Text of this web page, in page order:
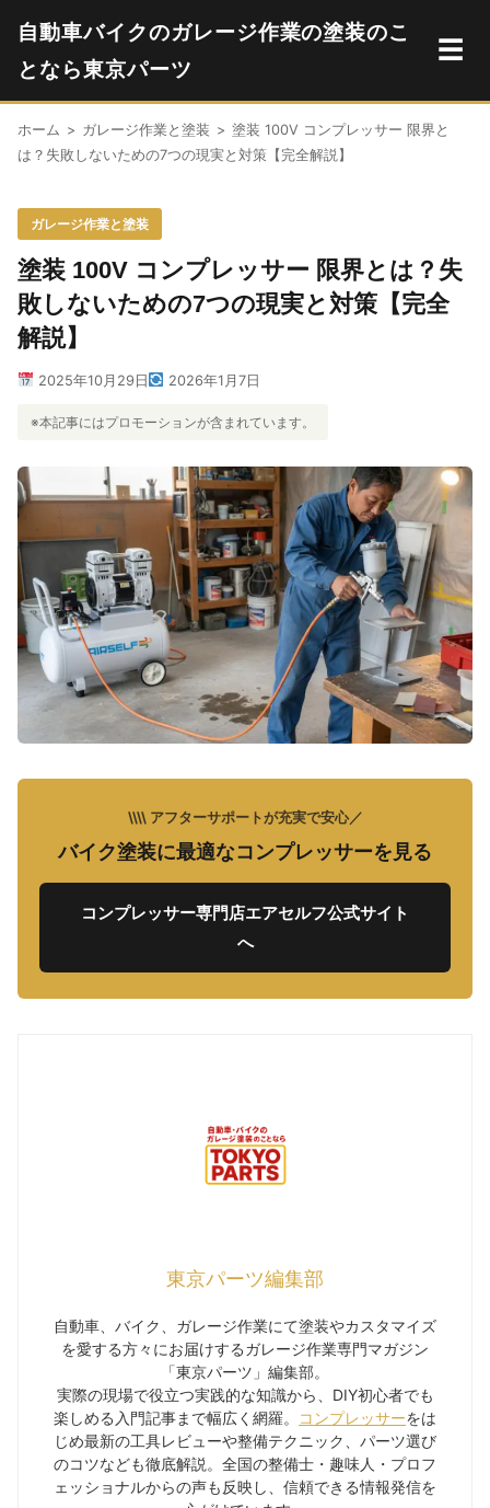
自動車バイクのガレージ作業の塗装のこ
となら東京パーツ
☰
ホーム > ガレージ作業と塗装 > 塗装 100V コンプレッサー 限界と
は？失敗しないための7つの現実と対策【完全解説】
ガレージ作業と塗装
塗装 100V コンプレッサー 限界とは？失
敗しないための7つの現実と対策【完全
解説】
2025年10月29日 2026年1月7日
※本記事にはプロモーションが含まれています。
\\\\ アフターサポートが充実で安心／
バイク塗装に最適なコンプレッサーを見る
コンプレッサー専門店エアセルフ公式サイト
へ
東京パーツ編集部
自動車、バイク、ガレージ作業にて塗装やカスタマイズ
を愛する方々にお届けするガレージ作業専門マガジン
「東京パーツ」編集部。
実際の現場で役立つ実践的な知識から、DIY初心者でも
楽しめる入門記事まで幅広く網羅。
コンプレッサーをは
じめ最新の工具レビューや整備テクニック、パーツ選び
のコツなども徹底解説。全国の整備士・趣味人・プロフ
ェッショナルからの声も反映し、信頼できる情報発信を